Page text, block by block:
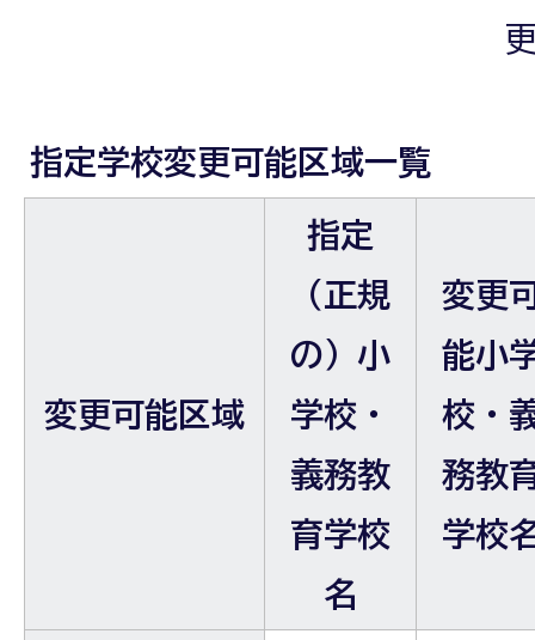
指定学校変更可能区域一覧
変更可能区域
指定
（正規
の）小
学校・
義務教
育学校
名
変更
能小
校・
務教
学校